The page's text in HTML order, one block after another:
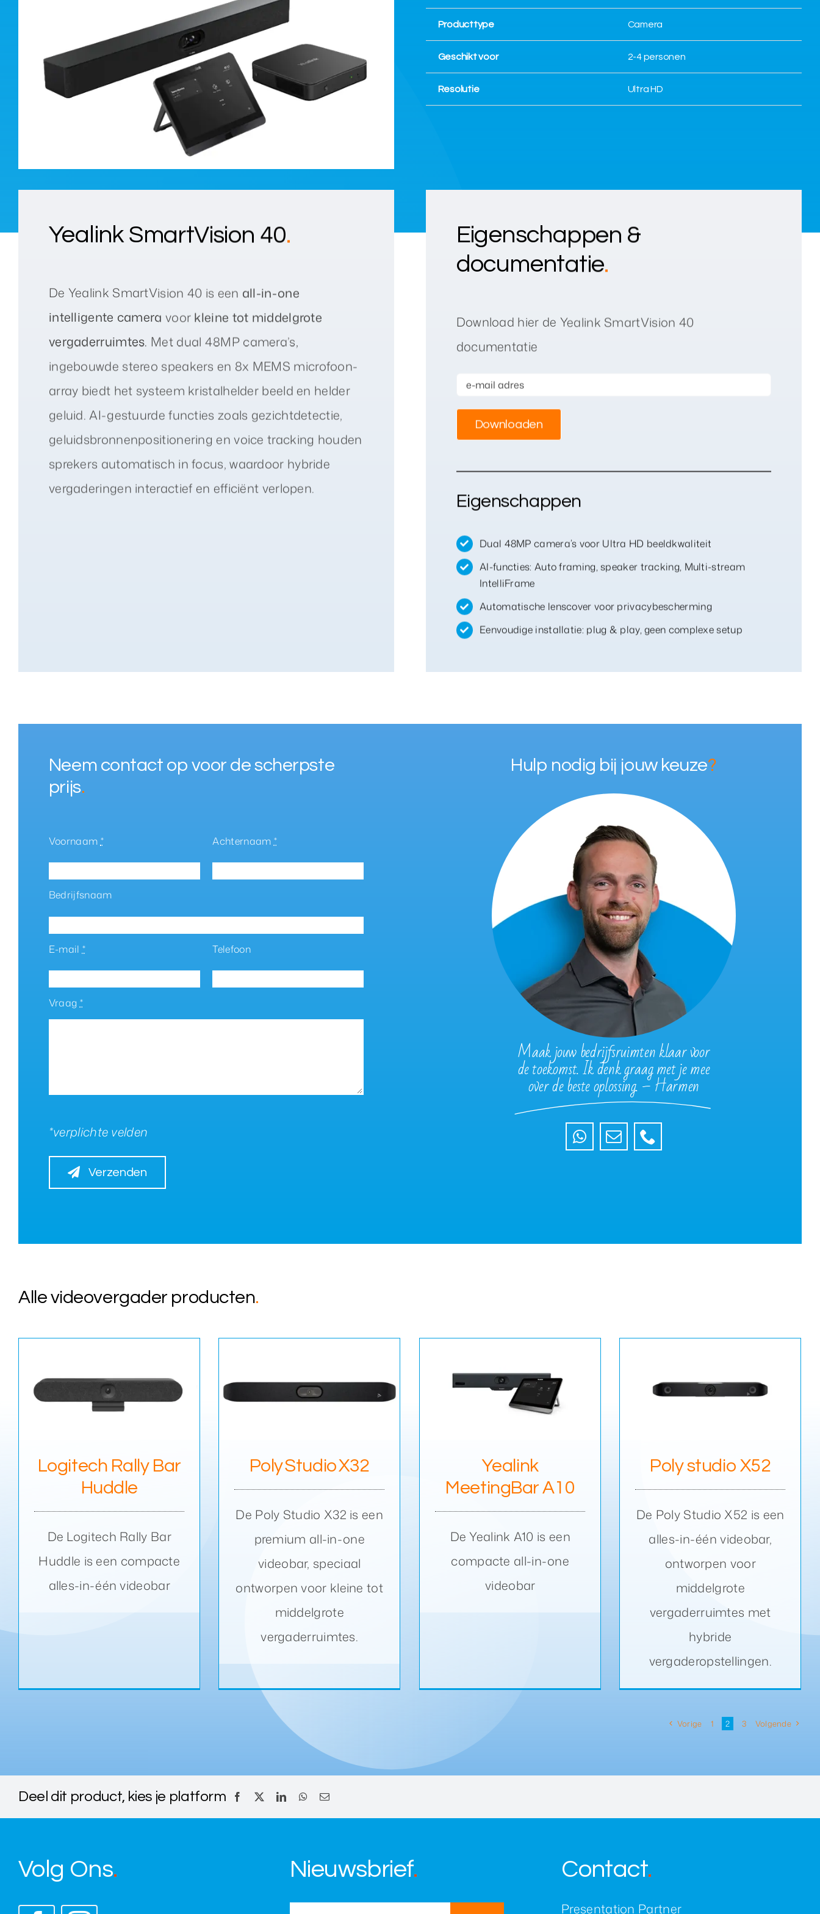
Producttype Camera
Geschikt voor 2-4 personen
Resolutie Ultra HD
Yealink SmartVision 40.
De Yealink SmartVision 40 is een all-in-one
intelligente camera voor kleine tot middelgrote
vergaderruimtes. Met dual 48MP camera’s,
ingebouwde stereo speakers en 8x MEMS microfoon-
array biedt het systeem kristalhelder beeld en helder
geluid. AI-gestuurde functies zoals gezichtdetectie,
geluidsbronnenpositionering en voice tracking houden
sprekers automatisch in focus, waardoor hybride
vergaderingen interactief en efficiënt verlopen.
Eigenschappen &
documentatie.
Download hier de Yealink SmartVision 40
documentatie
Eigenschappen
Dual 48MP camera’s voor Ultra HD beeldkwaliteit
AI-functies: Auto framing, speaker tracking, Multi-stream
IntelliFrame
Automatische lenscover voor privacybescherming
Eenvoudige installatie: plug & play, geen complexe setup
Neem contact op voor de scherpste
prijs.
Voornaam * Achternaam *
Bedrijfsnaam
E-mail * Telefoon
Vraag *
*verplichte velden
Verzenden
Hulp nodig bij jouw keuze?
Maak jouw bedrijfsruimten klaar voor
de toekomst. Ik denk graag met je mee
over de beste oplossing. – Harmen
Alle videovergader producten.
Logitech Rally Bar
Huddle
De Logitech Rally Bar
Huddle is een compacte
alles-in-één videobar
Poly Studio X32
Poly Studio X32
De Poly Studio X32 is een
premium all-in-one
videobar, speciaal
ontworpen voor kleine tot
middelgrote
vergaderruimtes.
Yealink MeetingBar
Yealink
MeetingBar A10
De Yealink A10 is een
compacte all-in-one
videobar
Poly studio X52
Poly studio X52
De Poly Studio X52 is een
alles-in-één videobar,
ontworpen voor
middelgrote
vergaderruimtes met
hybride
vergaderopstellingen.
Vorige 1 2 3 Volgende
Deel dit product, kies je platform
Volg Ons. Nieuwsbrief. Contact.
Presentation Partner